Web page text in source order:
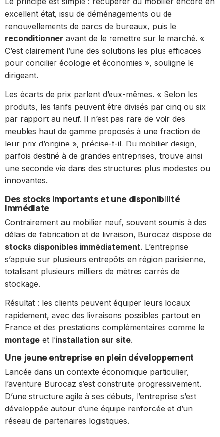
excellent état, issu de déménagements ou de
renouvellements de parcs de bureaux, puis le
reconditionner avant de le remettre sur le marché. «
C’est clairement l’une des solutions les plus efficaces
pour concilier écologie et économies », souligne le
dirigeant.
Les écarts de prix parlent d’eux-mêmes. « Selon les
produits, les tarifs peuvent être divisés par cinq ou six
par rapport au neuf. Il n’est pas rare de voir des
meubles haut de gamme proposés à une fraction de
leur prix d’origine », précise-t-il. Du mobilier design,
parfois destiné à de grandes entreprises, trouve ainsi
une seconde vie dans des structures plus modestes ou
innovantes.
Des stocks importants et une disponibilité
immédiate
Contrairement au mobilier neuf, souvent soumis à des
délais de fabrication et de livraison, Burocaz dispose de
stocks disponibles immédiatement. L’entreprise
s’appuie sur plusieurs entrepôts en région parisienne,
totalisant plusieurs milliers de mètres carrés de
stockage.
Résultat : les clients peuvent équiper leurs locaux
rapidement, avec des livraisons possibles partout en
France et des prestations complémentaires comme le
montage et l’installation sur site.
Une jeune entreprise en plein développement
Lancée dans un contexte économique particulier,
l’aventure Burocaz s’est construite progressivement.
D’une structure agile à ses débuts, l’entreprise s’est
développée autour d’une équipe renforcée et d’un
réseau de partenaires logistiques.